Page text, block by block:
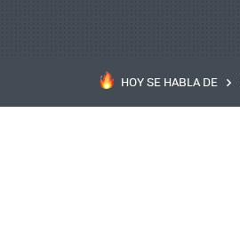
HOY SE HABLA DE